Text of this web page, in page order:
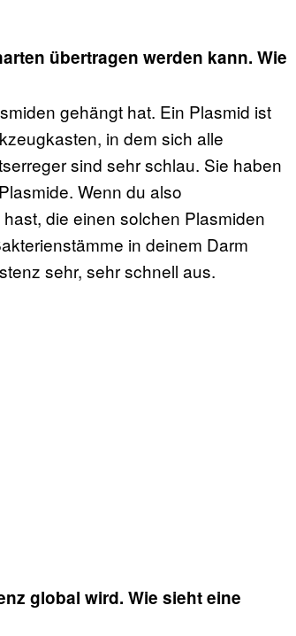
übertragen werden kann. Wie
gehängt hat. Ein Plasmid ist
in dem sich alle
sind sehr schlau. Sie haben
Wenn du also
hast, die einen solchen Plasmiden
in deinem Darm
sehr, sehr schnell aus.
global wird. Wie sieht eine